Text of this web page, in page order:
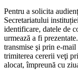
Pentru a solicita
Secretariatului
identificare, datele de
urmează a fi prezentate.
transmise şi prin e-mail
trimiterea cererii veţi
alocat, împreună cu